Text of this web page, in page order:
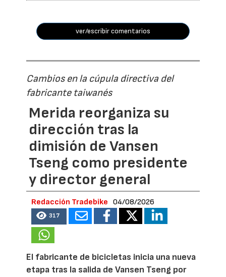
ver/escribir comentarios
Cambios en la cúpula directiva del
fabricante taiwanés
Merida reorganiza su
dirección tras la
dimisión de Vansen
Tseng como presidente
y director general
Redacción Tradebike 04/08/2026
317
El fabricante de bicicletas inicia una nueva
etapa tras la salida de Vansen Tseng por